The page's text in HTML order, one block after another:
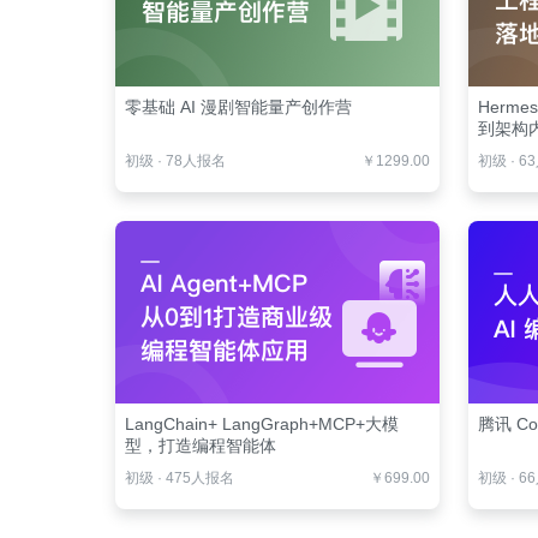
零基础 AI 漫剧智能量产创作营
初级 · 78人报名 ￥1299.00
到架构
初级 · 63
LangChain+ LangGraph+MCP+大模
型，打造编程智能体
初级 · 475人报名 ￥699.00
腾讯
初级 · 66